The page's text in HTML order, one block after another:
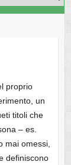
proprio
un
titoli che
– es.
mai omessi,
definiscono